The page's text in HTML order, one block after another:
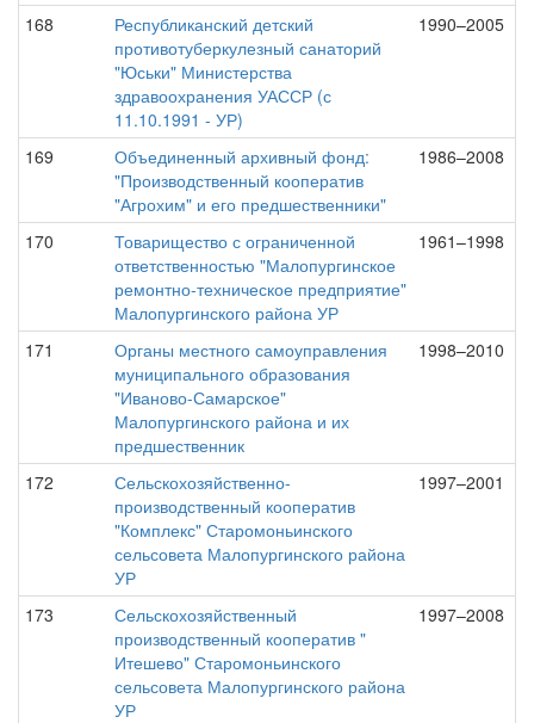
168
Республиканский детский
противотуберкулезный санаторий
"Юськи" Министерства
здравоохранения УАССР (с
11.10.1991 - УР)
1990–2005
169
Объединенный архивный фонд:
"Производственный кооператив
"Агрохим" и его предшественники"
1986–2008
170
Товарищество с ограниченной
ответственностью "Малопургинское
ремонтно-техническое предприятие"
Малопургинского района УР
1961–1998
171
Органы местного самоуправления
муниципального образования
"Иваново-Самарское"
Малопургинского района и их
предшественник
1998–2010
172
Сельскохозяйственно-
производственный кооператив
"Комплекс" Старомоньинского
сельсовета Малопургинского района
УР
1997–2001
173
Сельскохозяйственный
производственный кооператив "
Итешево" Старомоньинского
сельсовета Малопургинского района
УР
1997–2008